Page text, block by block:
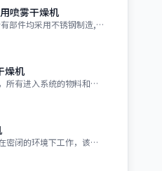
喷雾干燥机
该机采用全封闭形式,所有部件均采用不锈钢制造,配有三级净化装置,过滤后的空气达十
燥机
在无菌喷雾干燥系统中，所有进入系统的物料和空气都必须除菌。产品的收集也必须在无菌
闭路循环喷雾干燥机是在密闭的环境下工作，该系统采用惰性气体作为循环气体，对干燥的